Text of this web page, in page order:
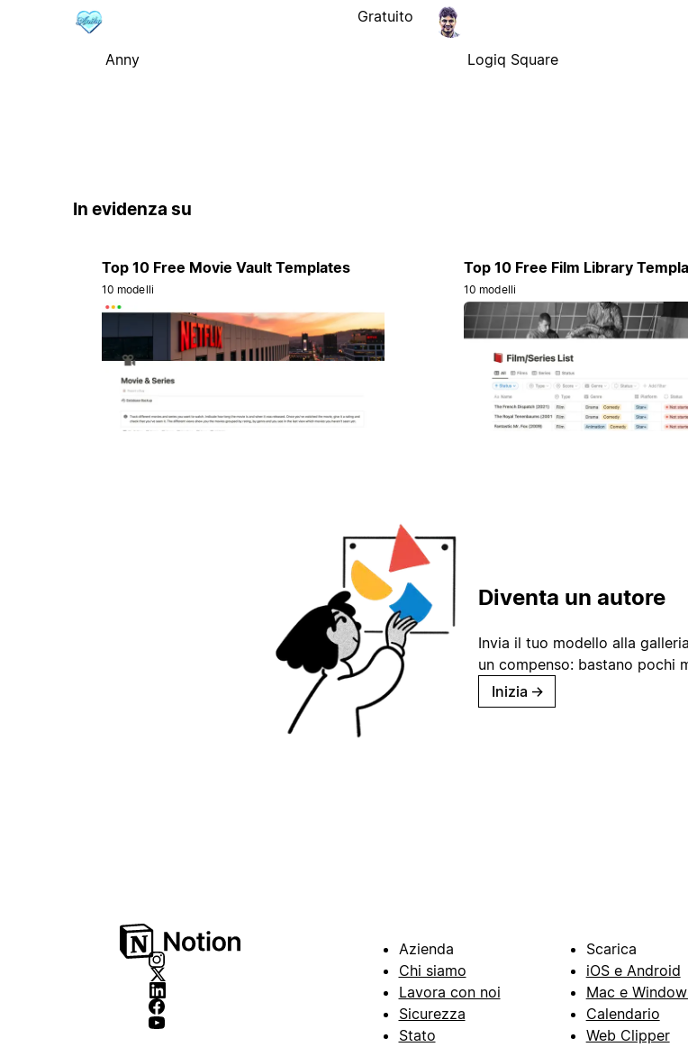
Anny
Gratuito
Logiq Square
In evidenza su
Top 10 Free Movie Vault Templates
10 modelli
Top 10 Free Film Library
10 modelli
Diventa un autore
Invia il tuo modello alla
un compenso: bastano pochi
Inizia →
Azienda
Chi siamo
Lavora con noi
Sicurezza
Stato
Scarica
iOS e Android
Mac e
Calendario
Web Clipper